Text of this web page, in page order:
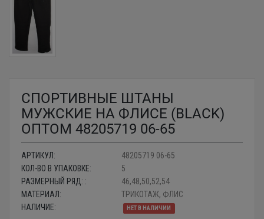
СПОРТИВНЫЕ ШТАНЫ
МУЖСКИЕ НА ФЛИСЕ (BLACK)
ОПТОМ 48205719 06-65
АРТИКУЛ:
48205719 06-65
КОЛ-ВО В УПАКОВКЕ:
5
РАЗМЕРНЫЙ РЯД: :
46,48,50,52,54
МАТЕРИАЛ:
ТРИКОТАЖ, ФЛИС
НАЛИЧИЕ:
НЕТ В НАЛИЧИИ